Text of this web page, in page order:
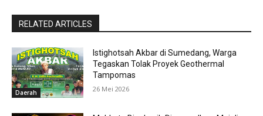
RELATED ARTICLES
Daerah
Istighotsah Akbar di Sumedang, Warga
Tegaskan Tolak Proyek Geothermal
Tampomas
26 Mei 2026